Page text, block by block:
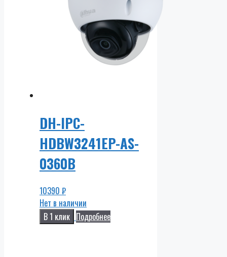
DH-IPC-
HDBW3241EP-AS-
0360B
10390 ₽
Нет в наличии
В 1 клик Подробнее